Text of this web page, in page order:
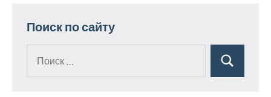
Поиск по сайту
Поиск